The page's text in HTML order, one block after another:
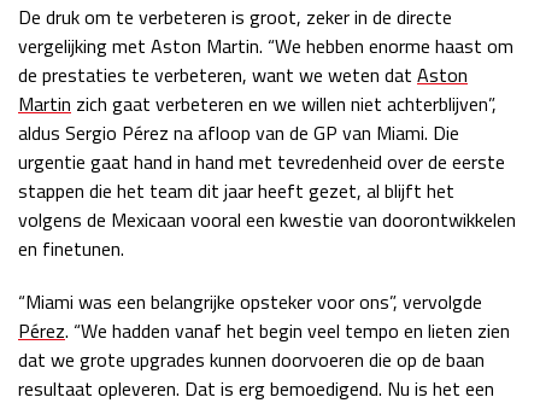
Race
zo 21:00 - 23:00
Kwalificatie
za 05:00 - 06:00
Race
zo 05:00 - 07:00
GP QATAR 2026
Kwalificatie
za 19:00 - 20:00
GP ABU DHABI 2026 04 - 06 dec
Kwalificatie
za 15:00 - 16:00
Race
zo 14:00 - 16:00
De druk om te verbeteren is groot, zeker in de directe
vergelijking met Aston Martin. “We hebben enorme haast om
de prestaties te verbeteren, want we weten dat Aston
Martin zich gaat verbeteren en we willen niet achterblijven”,
aldus Sergio Pérez na afloop van de GP van Miami. Die
urgentie gaat hand in hand met tevredenheid over de eerste
stappen die het team dit jaar heeft gezet, al blijft het
volgens de Mexicaan vooral een kwestie van doorontwikkelen
en finetunen.
“Miami was een belangrijke opsteker voor ons”, vervolgde
Pérez. “We hadden vanaf het begin veel tempo en lieten zien
dat we grote upgrades kunnen doorvoeren die op de baan
resultaat opleveren. Dat is erg bemoedigend. Nu is het een